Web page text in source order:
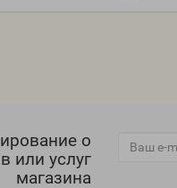
о
или услуг
магазина